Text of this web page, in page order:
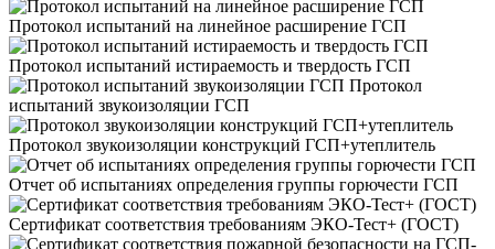
Протокол испытаний на линейное расширение ГСП
Протокол испытаний истираемость и твердость ГСП
Протокол
испытаний звукоизоляции ГСП
Протокол звукоизоляции конструкций ГСП+утеплитель
Отчет об испытаниях определения группы горючести ГСП
Сертификат соответствия требованиям ЭКО-Тест+ (ГОСТ)